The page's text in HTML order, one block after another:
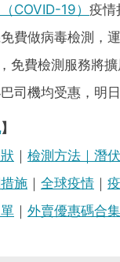
COVID-19） 疫情
費做病毒檢測，
免費檢測服務將
司機均受惠，明日
】
｜ 檢測方法｜ 潛
施 ｜ 全球疫情 ｜
｜ 外賣優惠碼合集